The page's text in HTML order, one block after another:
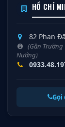
HỒ CHÍ
82 Phan
(Gần Trường
Nướng)
Gọi